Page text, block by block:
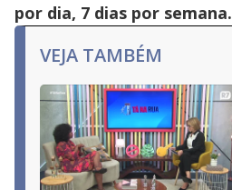
por dia, 7 dias por semana.
VEJA TAMBÉM